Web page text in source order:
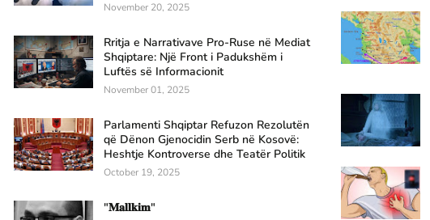
November 20, 2025
Rritja e Narrativave Pro-Ruse në Mediat
Shqiptare: Një Front i Padukshëm i
Luftës së Informacionit
November 01, 2025
Parlamenti Shqiptar Refuzon Rezolutën
që Dënon Gjenocidin Serb në Kosovë:
Heshtje Kontroverse dhe Teatër Politik
October 19, 2025
"𝐌𝐚𝐥𝐥𝐤𝐢𝐦"